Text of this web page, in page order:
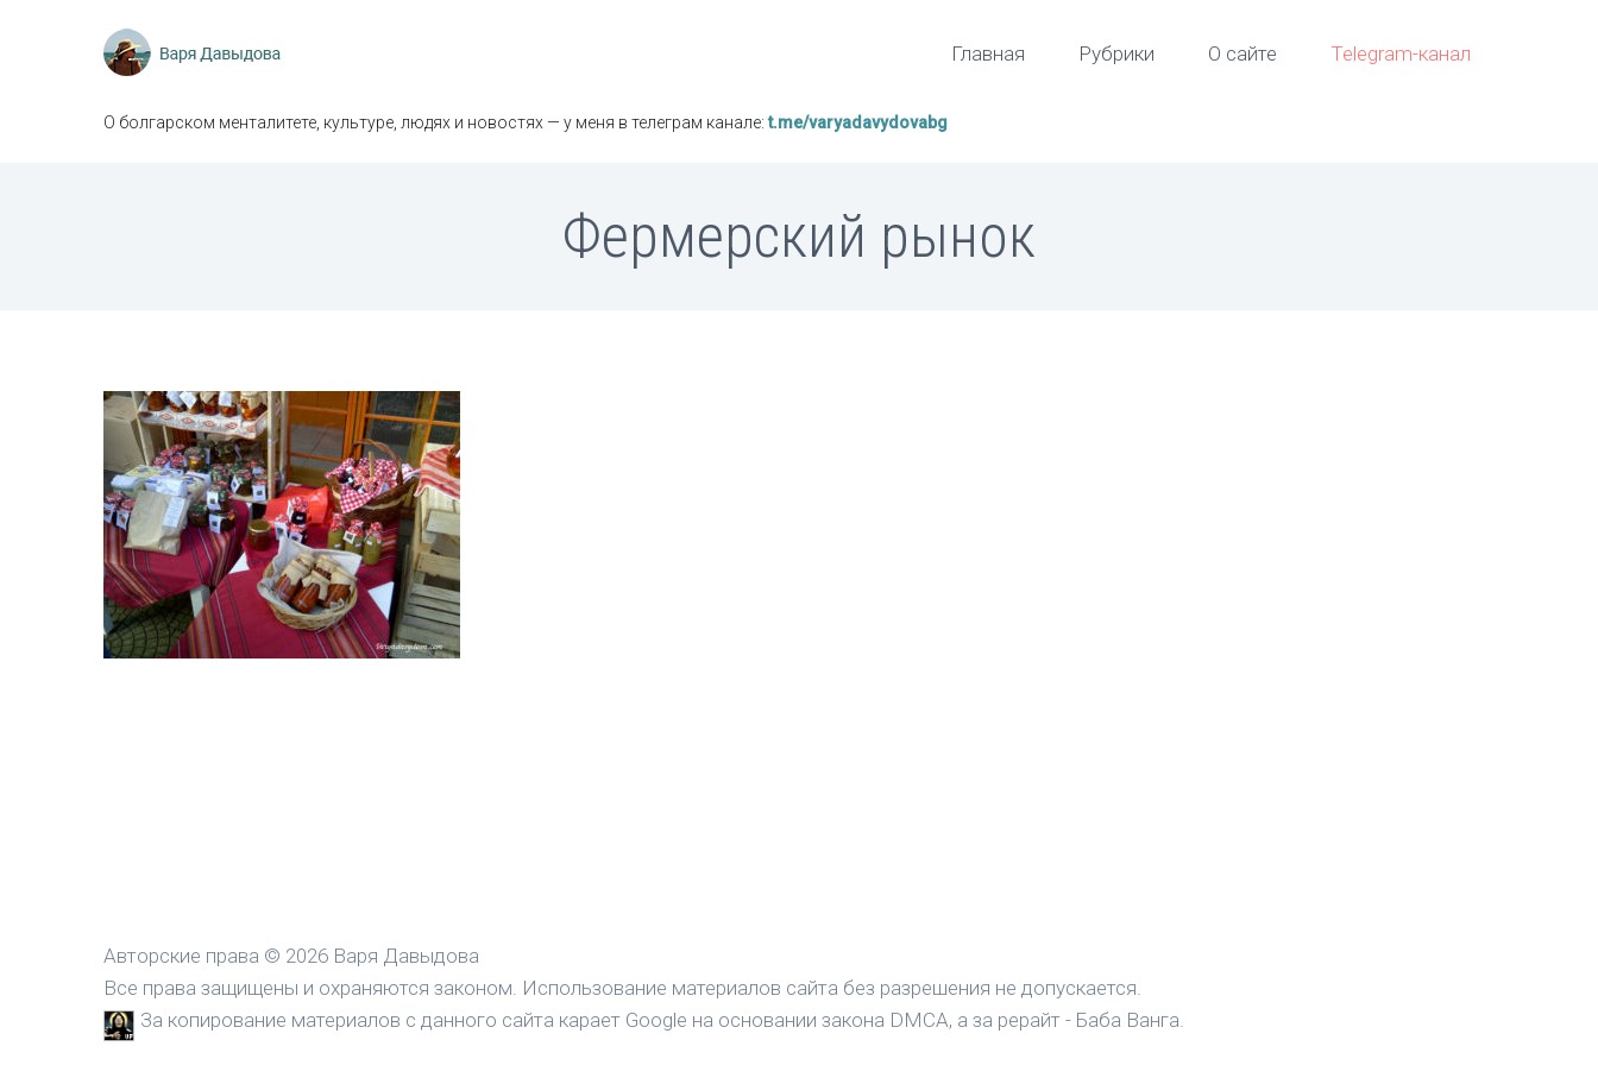
Главная Рубрики О сайте Telegram-канал
О болгарском менталитете, культуре, людях и новостях — у меня в телеграм канале:t.me/varyadavydovabg
Фермерский рынок
Авторские права © 2026 Варя Давыдова
Все права защищены и охраняются законом. Использование материалов сайта без разрешения не допускается.
За копирование материалов с данного сайта карает Google на основании закона DMCA, а за рерайт - Баба Ванга.